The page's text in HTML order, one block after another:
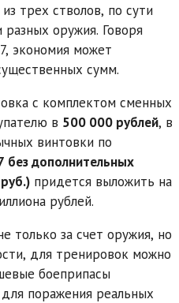
трех стволов, по сути
оружия. Говоря
экономия может
сумм.
с комплектом сменных
в 500 000 рублей, в
винтовки по
без дополнительных
придется выложить на
рублей.
только за счет оружия, но
для тренировок можно
боеприпасы
поражения реальных